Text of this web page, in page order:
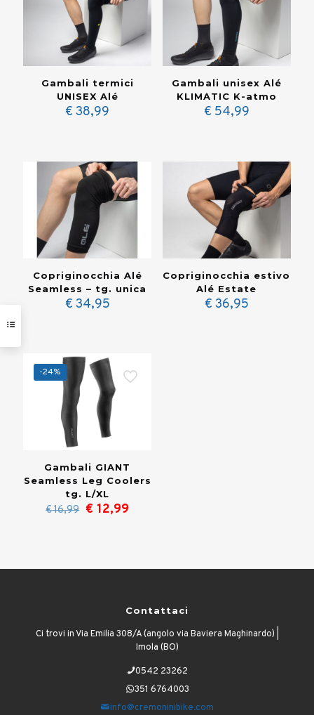
Gambali termici
UNISEX Alé
€ 38,99
Gambali unisex Alé
KLIMATIC K-atmo
€ 54,99
Copriginocchia Alé
Seamless – tg. unica
€ 34,95
Copriginocchia estivo
Alé Estate
€ 36,95
-24%
Gambali GIANT
Seamless Leg Coolers
tg. L/XL
€16,99 Il
€ 12,99
Contattaci
Ci trovi in Via Emilia 308/A (angolo via Baviera Maghinardo) |
Imola (BO)
0542 23262
351 6764003
info@cremoninibike.com